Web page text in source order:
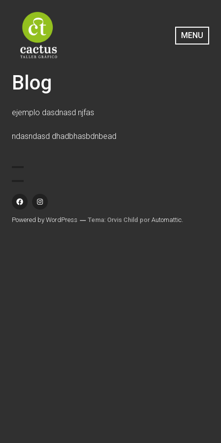
contenido
Cactus Taller Gráfico
MENU
Blog
ejemplo dasdnasd njfas
ndasndasd dhadbhasbdnbead
FB IN
Powered by WordPress Tema: Orvis Child porAutomattic